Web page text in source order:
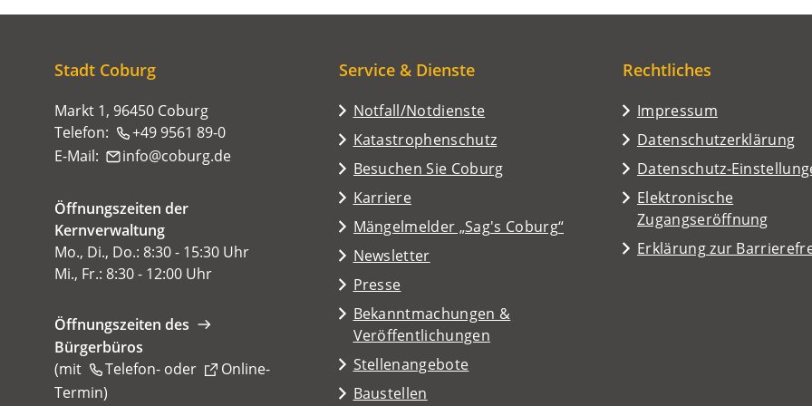
befinden
hier:
Stadt Coburg
Markt 1, 96450 Coburg
Telefon:
+49 9561 89-0
E-Mail:
info coburg de
Öffnungszeiten der
Kernverwaltung
Mo., Di., Do.: 8:30 - 15:30 Uhr
Mi., Fr.: 8:30 - 12:00 Uhr
Öffnungszeiten des
Bürgerbüros
(mit
Telefon- oder
Online-
Termin
(Öffnet)
Service & Dienste
Notfall/Notdienste
Katastrophenschutz
Besuchen Sie Coburg
(Öffnet
in
neuen
Tab)
Karriere
Mängelmelder „Sag's Coburg“
(Öffnet
in
neuen
Tab)
Newsletter
Presse
Bekanntmachungen &
Veröffentlichungen
Stellenangebote
Baustellen
Rechtliches
Impressum
Datenschutzerklärung
Datenschutz-
Elektronische
Zugangseröffnung
Erklärung zur